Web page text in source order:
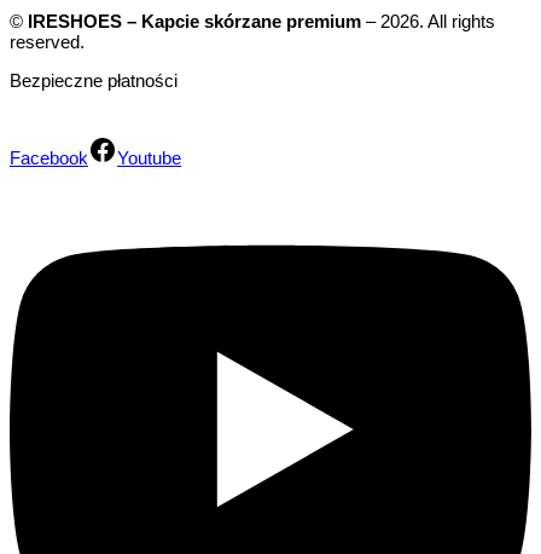
© IRESHOES – Kapcie skórzane premium – 2026. All rights
reserved.
Bezpieczne płatności
Facebook Youtube